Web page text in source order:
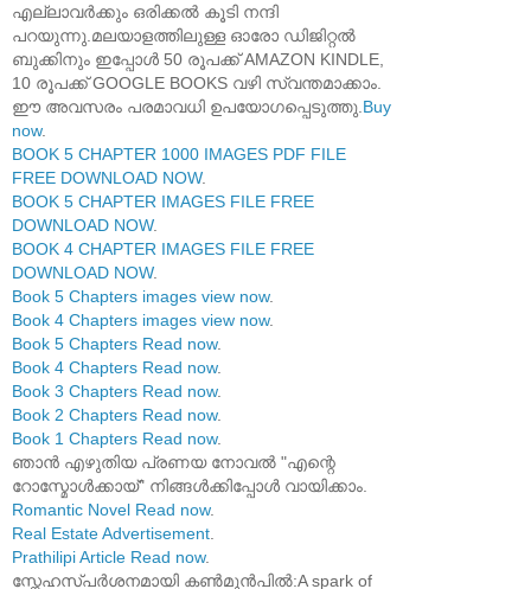
എല്ലാവർക്കും ഒരിക്കൽ കൂടി നന്ദി
പറയുന്നു.മലയാളത്തിലുള്ള ഓരോ ഡിജിറ്റൽ
ബുക്കിനും ഇപ്പോൾ 50 രൂപക്ക് AMAZON KINDLE,
10 രൂപക്ക് GOOGLE BOOKS വഴി സ്വന്തമാക്കാം.
ഈ അവസരം പരമാവധി ഉപയോഗപ്പെടുത്തു.Buy
now.
BOOK 5 CHAPTER 1000 IMAGES PDF FILE
FREE DOWNLOAD NOW.
BOOK 5 CHAPTER IMAGES FILE FREE
DOWNLOAD NOW.
BOOK 4 CHAPTER IMAGES FILE FREE
DOWNLOAD NOW.
Book 5 Chapters images view now.
Book 4 Chapters images view now.
Book 5 Chapters Read now.
Book 4 Chapters Read now.
Book 3 Chapters Read now.
Book 2 Chapters Read now.
Book 1 Chapters Read now.
ഞാൻ എഴുതിയ പ്രണയ നോവൽ "എന്റെ
റോസ്മോൾക്കായ്" നിങ്ങൾക്കിപ്പോൾ വായിക്കാം.
Romantic Novel Read now.
Real Estate Advertisement.
Prathilipi Article Read now.
സ്നേഹസ്പർശനമായി കൺമുൻപിൽ:A spark of